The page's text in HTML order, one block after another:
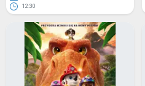
12:30